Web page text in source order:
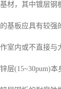
材，其中镀层
基板应具有较
室内或不直接
层(15~30pum)